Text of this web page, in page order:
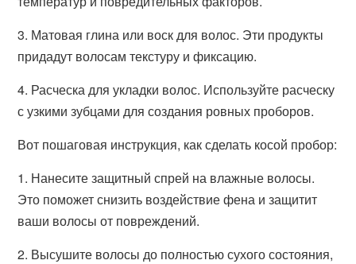
3. Матовая глина или воск для волос. Эти продукты
придадут волосам текстуру и фиксацию.
4. Расческа для укладки волос. Используйте расческу
с узкими зубцами для создания ровных проборов.
Вот пошаговая инструкция, как сделать косой пробор:
1. Нанесите защитный спрей на влажные волосы.
Это поможет снизить воздействие фена и защитит
ваши волосы от повреждений.
2. Высушите волосы до полностью сухого состояния,